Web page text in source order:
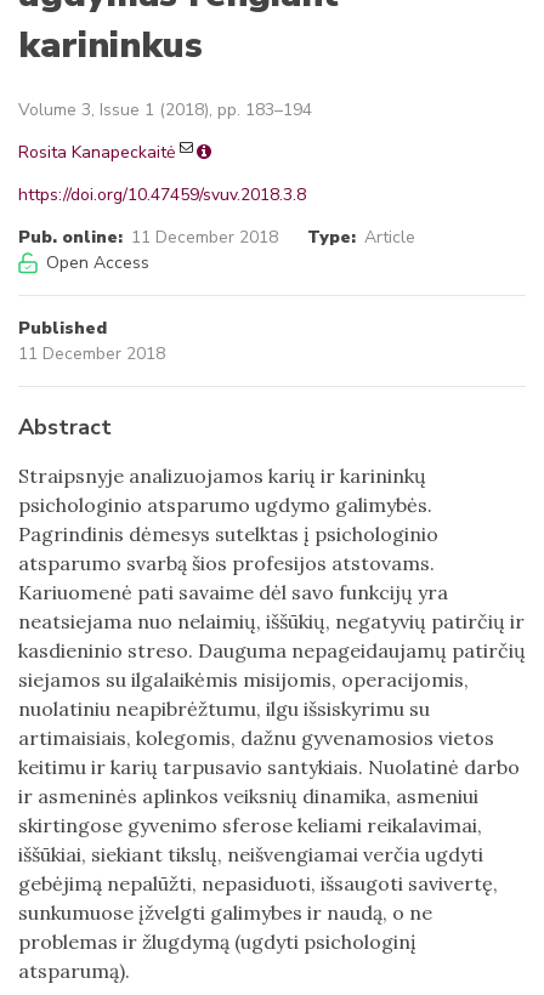
karininkus
Volume 3, Issue 1 (2018), pp. 183–194
Rosita Kanapeckaitė
https://doi.org/10.47459/svuv.2018.3.8
Pub. online: 11 December 2018 Type: Article
Open Access
Published
11 December 2018
Abstract
Straipsnyje analizuojamos karių ir karininkų
psichologinio atsparumo ugdymo galimybės.
Pagrindinis dėmesys sutelktas į psichologinio
atsparumo svarbą šios profesijos atstovams.
Kariuomenė pati savaime dėl savo funkcijų yra
neatsiejama nuo nelaimių, iššūkių, negatyvių patirčių ir
kasdieninio streso. Dauguma nepageidaujamų patirčių
siejamos su ilgalaikėmis misijomis, operacijomis,
nuolatiniu neapibrėžtumu, ilgu išsiskyrimu su
artimaisiais, kolegomis, dažnu gyvenamosios vietos
keitimu ir karių tarpusavio santykiais. Nuolatinė darbo
ir asmeninės aplinkos veiksnių dinamika, asmeniui
skirtingose gyvenimo sferose keliami reikalavimai,
iššūkiai, siekiant tikslų, neišvengiamai verčia ugdyti
gebėjimą nepalūžti, nepasiduoti, išsaugoti savivertę,
sunkumuose įžvelgti galimybes ir naudą, o ne
problemas ir žlugdymą (ugdyti psichologinį
atsparumą).